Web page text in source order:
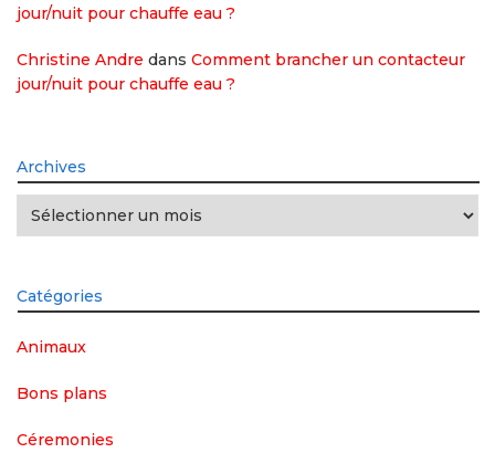
jour/nuit pour chauffe eau ?
Christine Andre dans Comment brancher un contacteur
jour/nuit pour chauffe eau ?
Archives
Archives
Catégories
Animaux
Bons plans
Céremonies